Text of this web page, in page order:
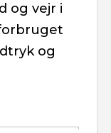
og vejr i
og